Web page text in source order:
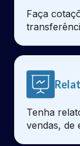
Faça
Tenha
vendas, de